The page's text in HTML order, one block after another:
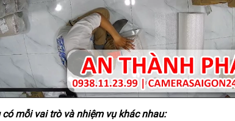
mỗi vai trò và nhiệm vụ khác nhau: